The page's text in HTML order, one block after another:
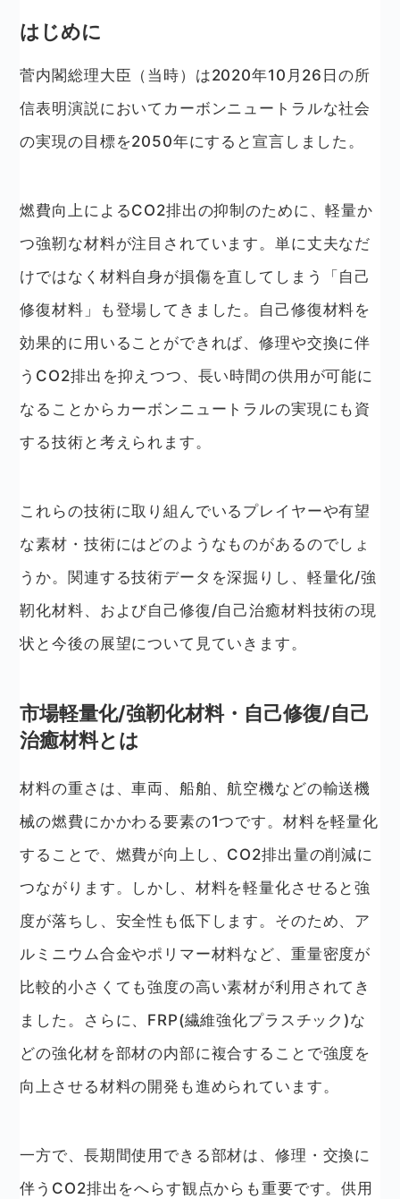
はじめに
菅内閣総理大臣（当時）は2020年10月26日の所
信表明演説においてカーボンニュートラルな社会
の実現の目標を2050年にすると宣言しました。
燃費向上によるCO2排出の抑制のために、軽量か
つ強靭な材料が注目されています。単に丈夫なだ
けではなく材料自身が損傷を直してしまう「自己
修復材料」も登場してきました。自己修復材料を
効果的に用いることができれば、修理や交換に伴
うCO2排出を抑えつつ、長い時間の供用が可能に
なることからカーボンニュートラルの実現にも資
する技術と考えられます。
これらの技術に取り組んでいるプレイヤーや有望
な素材・技術にはどのようなものがあるのでしょ
うか。関連する技術データを深掘りし、軽量化/強
靭化材料、および自己修復/自己治癒材料技術の現
状と今後の展望について見ていきます。
市場軽量化/強靭化材料・自己修復/自己
治癒材料とは
材料の重さは、車両、船舶、航空機などの輸送機
械の燃費にかかわる要素の1つです。材料を軽量化
することで、燃費が向上し、CO2排出量の削減に
つながります。しかし、材料を軽量化させると強
度が落ちし、安全性も低下します。そのため、ア
ルミニウム合金やポリマー材料など、重量密度が
比較的小さくても強度の高い素材が利用されてき
ました。さらに、FRP(繊維強化プラスチック)な
どの強化材を部材の内部に複合することで強度を
向上させる材料の開発も進められています。
一方で、長期間使用できる部材は、修理・交換に
伴うCO2排出をへらす観点からも重要です。供用